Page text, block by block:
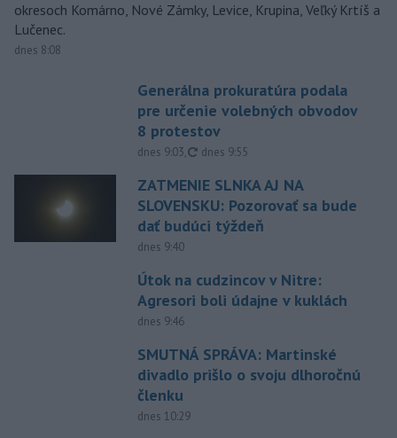
okresoch Komárno, Nové Zámky, Levice, Krupina, Veľký Krtíš a
Lučenec.
dnes 8:08
Generálna prokuratúra podala
pre určenie volebných obvodov
8 protestov
dnes 9:03, aktualizované
dnes 9:55
ZATMENIE SLNKA AJ NA
SLOVENSKU: Pozorovať sa bude
dať budúci týždeň
dnes 9:40
Útok na cudzincov v Nitre:
Agresori boli údajne v kuklách
dnes 9:46
SMUTNÁ SPRÁVA: Martinské
divadlo prišlo o svoju dlhoročnú
členku
dnes 10:29